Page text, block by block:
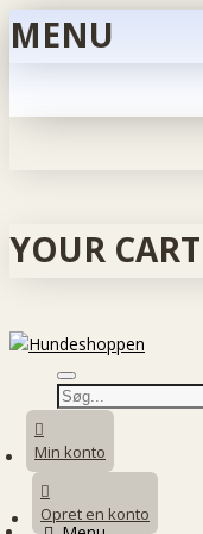
MENU
YOUR CART
Min konto
Opret en konto